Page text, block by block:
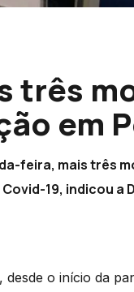
três
em
feira, mais três
19, indicou a
o início da